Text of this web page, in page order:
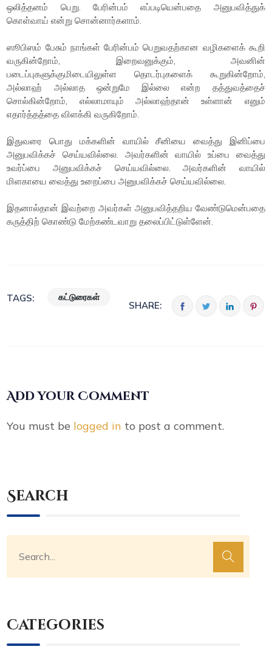
ஒலித்தனம் பெறு. பேரின்பம் எப்படியென்பதை அனுபவித்துக்
கொள்வாய் என்று சொன்னார்களாம்.
ஸூபிஸம் பேசும் நாங்கள் பேரின்பம் பெறுவதற்கான வழிகளைக் கூறி
வருகின்றோம், இறைவனுக்கும், அவனின்
படைப்புகளுக்குமிடையிலுள்ள தொடர்புகளைக் கூறுகின்றோம்,
அல்லாஹ் அல்லாத ஒன்றுமே இல்லை என்ற தத்துவத்தைச்
சொல்கின்றோம், எல்லாமாயும் அல்லாஹ்தான் உள்ளான் எனும்
எதார்த்தத்தை விளக்கி வருகிறோம்.
இதுவரை பொது மக்களின் வாயில் சீனியை வைத்து இனிப்பை
அனுபவிக்கச் செய்யவில்லை. அவர்களின் வாயில் உப்பை வைத்து
உவர்ப்பை அனுபவிக்கச் செய்யவில்லை. அவர்களின் வாயில்
மிளகாயை வைத்து உறைப்பை அனுபவிக்கச் செய்யவில்லை.
இதனால்தான் இவற்றை அவர்கள் அனுபவித்தறிய வேண்டுமென்பதை
கருத்திற் கொண்டு மேற்கண்டவாறு தலைப்பிட்டுள்ளேன்.
TAGS: கட்டுரைகள்
SHARE:
Add your Comment
You must be logged in to post a comment.
Search
Categories